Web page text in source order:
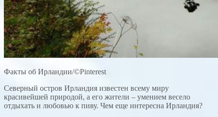
Факты об Ирландии/©Pinterest
Северный остров Ирландия известен всему миру
красивейшей природой, а его жители – умением весело
отдыхать и любовью к пиву. Чем еще интересна Ирландия?